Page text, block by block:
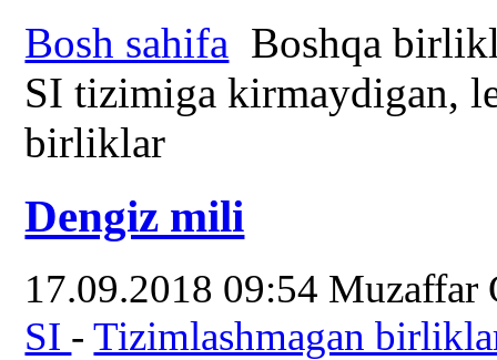
Bosh sahifa Boshqa
SI tizimiga kirmaydigan,
birliklar
Dengiz mili
17.09.2018 09:54 Muzaffar
SI -Tizimlashmagan